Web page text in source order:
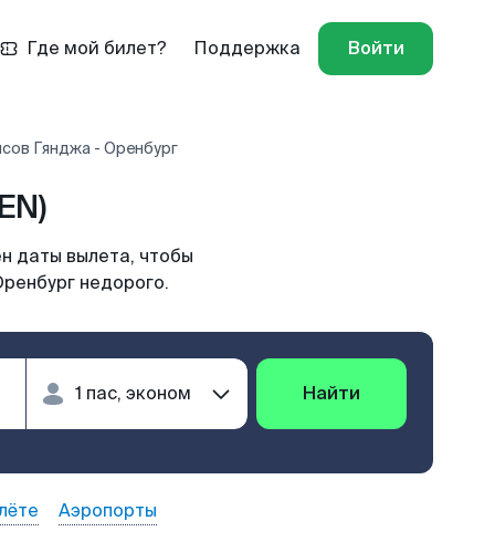
Где мой билет? Поддержка Войти
Гянджа - Оренбург
даты вылета, чтобы
недорого.
Найти
Аэропорты